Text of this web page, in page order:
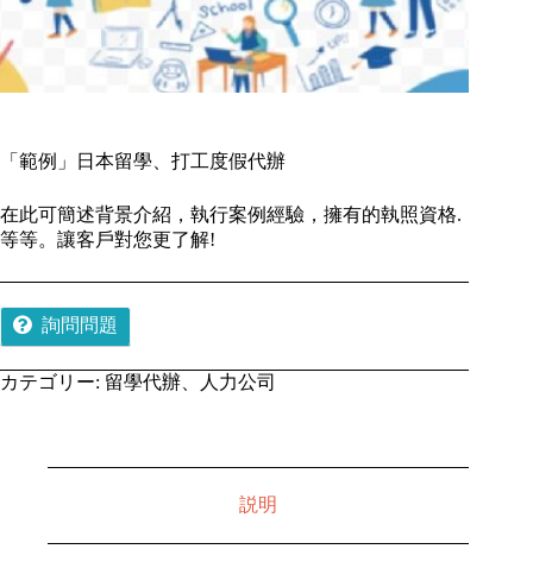
「範例」日本留學、打工度假代辦
在此可簡述背景介紹，執行案例經驗，擁有的執照資格.
等等。讓客戶對您更了解!
詢問問題
カテゴリー: 留學代辦、人力公司
説明